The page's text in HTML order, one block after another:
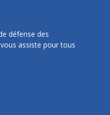
défense des
assiste pour tous